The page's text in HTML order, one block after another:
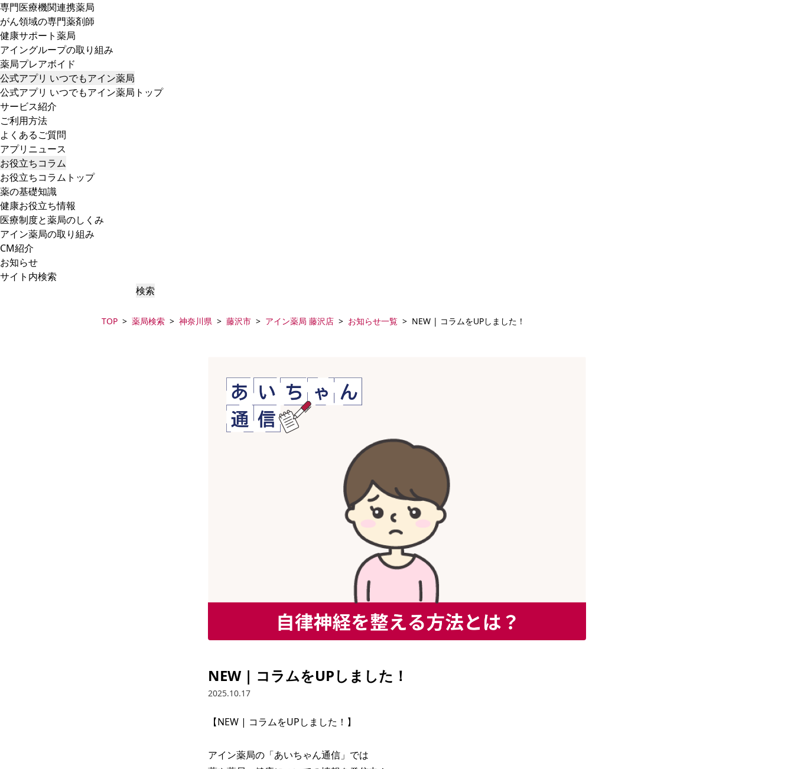
専門医療機関連携薬局
がん領域の専門薬剤師
健康サポート薬局
アイングループの取り組み
薬局プレアボイド
公式アプリ いつでもアイン薬局
公式アプリ いつでもアイン薬局トップ
サービス紹介
ご利用方法
よくあるご質問
アプリニュース
お役立ちコラム
お役立ちコラムトップ
薬の基礎知識
健康お役立ち情報
医療制度と薬局のしくみ
アイン薬局の取り組み
CM紹介
お知らせ
サイト内検索
検索
TOP 薬局検索 神奈川県 藤沢市 アイン薬局 藤沢店 お知らせ一覧 NEW | コラムをUPしました！
NEW | コラムをUPしました！
2025.10.17
【NEW | コラムをUPしました！】
アイン薬局の「あいちゃん通信」では